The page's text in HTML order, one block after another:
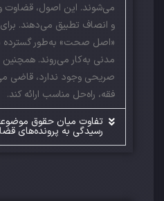
می‌شوند. این اصول، قضاوت
و انصاف تطبیق می‌دهند. برای
«اصل صحت» به‌طور گسترده
مدنی به‌کار می‌روند. همچنین
صریحی وجود ندارد، قاضی
فقه، راه‌حل مناسب ارائه کند.
تفاوت میان حقوق
رسیدگی به پرونده‌های